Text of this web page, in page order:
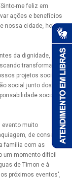
me feliz em
ações e benefícios
nossa cidade, hoje
da dignidade,
transformação
projetos sociais.
social junto dos
social da
evento muito
de conseguir
família com as
um momento difícil
de Timon e à
próximos eventos’’,